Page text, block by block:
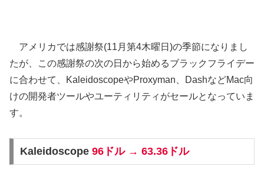
アメリカでは感謝祭(11月第4木曜日)の季節になりまし
たが、この感謝祭の次の日から始めるブラックフライデー
に合わせて、KaleidoscopeやProxyman、DashなどMac向
けの開発者ツールやユーティリティがセールとなっていま
す。
Kaleidoscope 96ドル → 63.36ドル